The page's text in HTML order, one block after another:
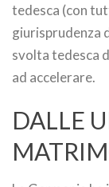
tedesca (con
giurisprudenza
svolta tedesca
ad accelerare.
DALLE